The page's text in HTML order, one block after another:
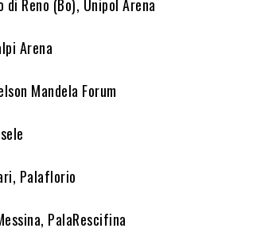
Reno (Bo), Unipol Arena
Arena
Mandela Forum
Palaflorio
PalaRescifina